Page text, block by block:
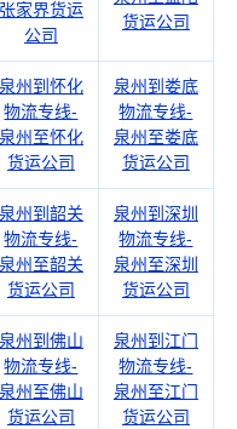
张家界货运
公司
货运公司
泉州到怀化
物流专线-
泉州至怀化
货运公司
泉州到娄底
物流专线-
泉州至娄底
货运公司
泉州到韶关
物流专线-
泉州至韶关
货运公司
泉州到深圳
物流专线-
泉州至深圳
货运公司
泉州到佛山
物流专线-
泉州至佛山
货运公司
泉州到江门
物流专线-
泉州至江门
货运公司